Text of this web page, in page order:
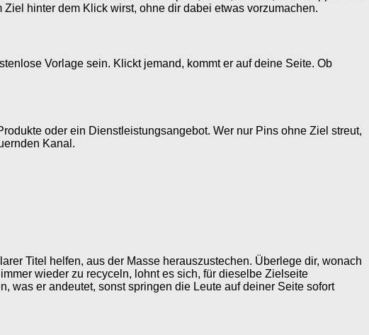
hinter dem Klick wirst, ohne dir dabei etwas vorzumachen.
Vorlage sein. Klickt jemand, kommt er auf deine Seite. Ob
oder ein Dienstleistungsangebot. Wer nur Pins ohne Ziel streut,
Kanal.
Titel helfen, aus der Masse herauszustechen. Überlege dir, wonach
wieder zu recyceln, lohnt es sich, für dieselbe Zielseite
was er andeutet, sonst springen die Leute auf deiner Seite sofort